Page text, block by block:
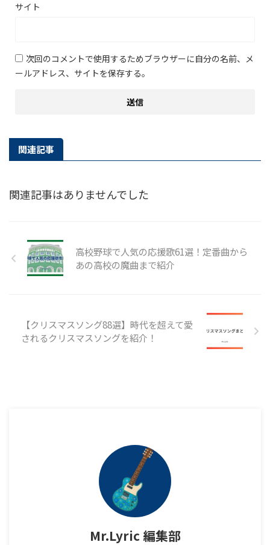
サイト
次回のコメントで使用するためブラウザーに自分の名前、メ
ールアドレス、サイトを保存する。
関連記事
関連記事はありませんでした
高校野球で人気の応援歌61選！定番曲から
あの高校の魔曲まで紹介
【クリスマスソング88選】時代を超えて愛
されるクリスマスソングを紹介！
Mr.Lyric 編集部